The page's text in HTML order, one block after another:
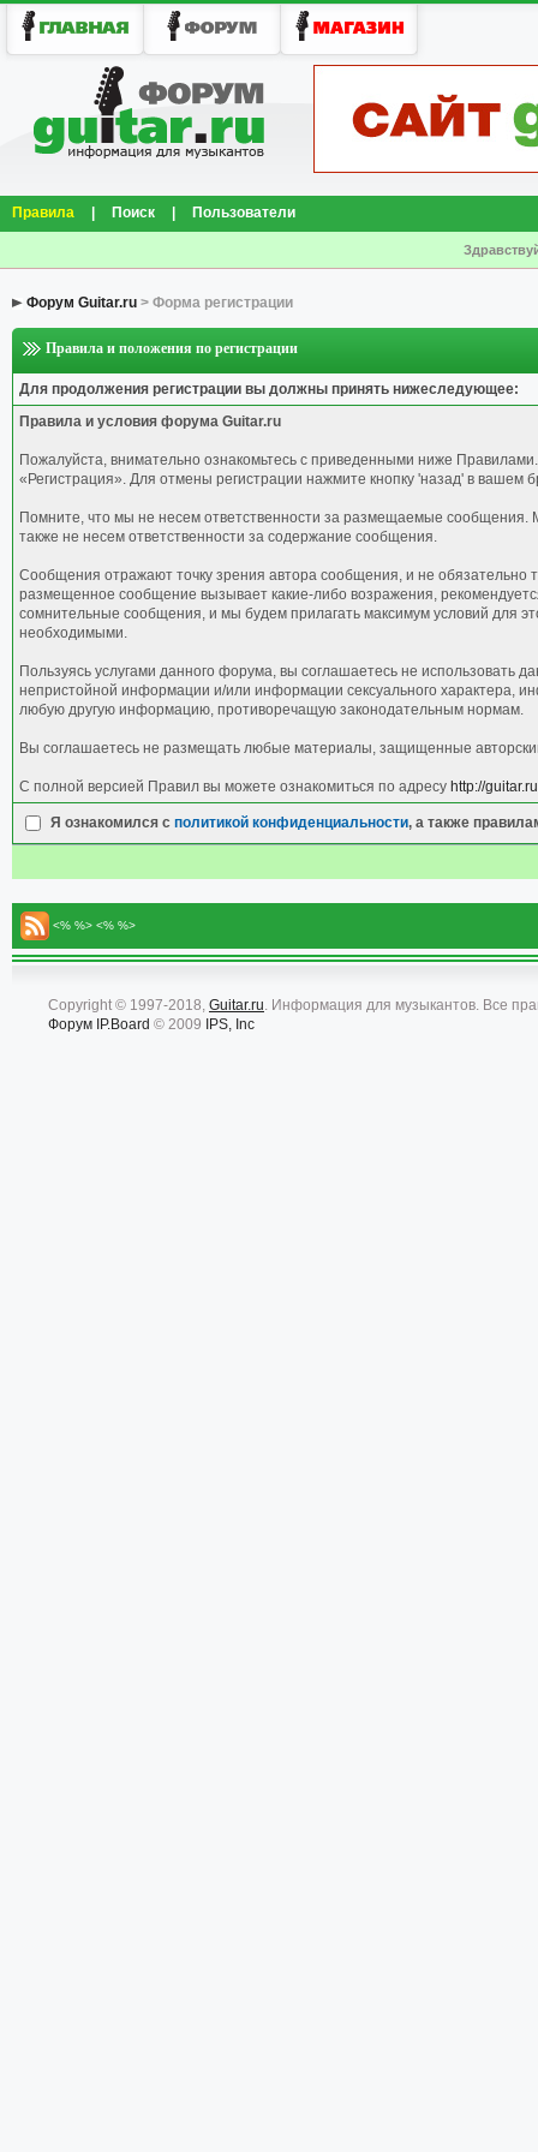
Правила Поиск Пользователи
Форум Guitar.ru > Форма регистрации
Правила и положения по регистрации
Для продолжения регистрации вы должны принять нижеследующее:
Правила и условия форума Guitar.ru
Пожалуйста, внимательно ознакомьтесь с приведенными ниже
«Регистрация». Для отмены регистрации нажмите кнопку 'назад' в вашем
Помните, что мы не несем ответственности за размещаемые
также не несем ответственности за содержание сообщения.
Сообщения отражают точку зрения автора сообщения, и не обязательно
размещенное сообщение вызывает какие-либо возражения,
сомнительные сообщения, и мы будем прилагать максимум условий для
необходимыми.
Пользуясь услугами данного форума, вы соглашаетесь не
непристойной информации и/или информации сексуального характера,
любую другую информацию, противоречащую законодательным нормам.
Вы соглашаетесь не размещать любые материалы, защищенные
С полной версией Правил вы можете ознакомиться по адресу http://
Я ознакомился с политикой конфиденциальности, а также
<% %> <% %>
Copyright © 1997-2018, Guitar.ru. Информация для музыкантов. Все
Форум IP.Board © 2009 IPS, Inc